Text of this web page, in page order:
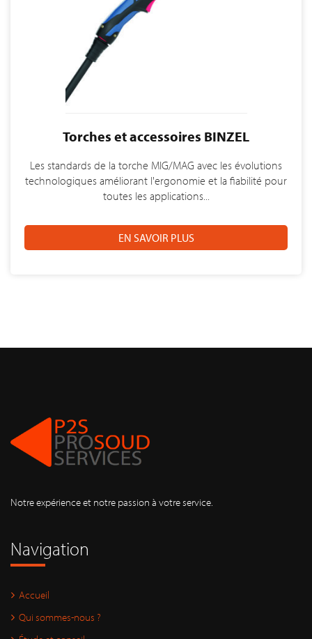
Torches et accessoires BINZEL
Les standards de la torche MIG/MAG avec les évolutions
technologiques améliorant l'ergonomie et la fiabilité pour
toutes les applications...
EN SAVOIR PLUS
Notre expérience et notre passion à votre service.
Navigation
Accueil
Qui sommes-nous ?